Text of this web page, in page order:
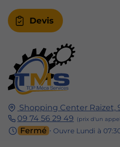
Shopping Center Raizet,
09 74 56 29 49
Fermé ⋅ Ouvre Lundi à
Devis